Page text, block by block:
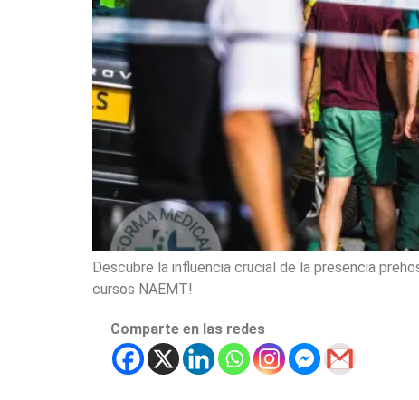
Descubre la influencia crucial de la presencia
cursos NAEMT!
Comparte en las redes